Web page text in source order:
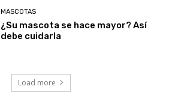
MASCOTAS
¿Su mascota se hace mayor? Así
debe cuidarla
Load more